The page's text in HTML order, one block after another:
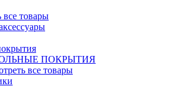
все товары
ПОКРЫТИЯ
все товары